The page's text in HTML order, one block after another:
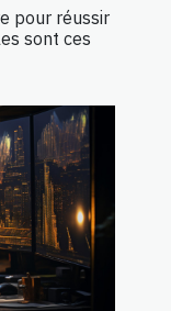
pour réussir
sont ces